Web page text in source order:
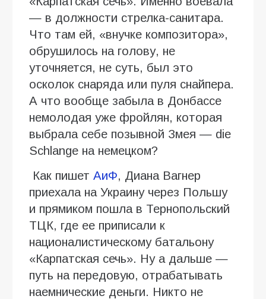
— в должности стрелка-санитара.
Что там ей, «внучке композитора»,
обрушилось на голову, не
уточняется, не суть, был это
осколок снаряда или пуля снайпера.
А что вообще забыла в Донбассе
немолодая уже фройлян, которая
выбрала себе позывной Змея — die
Schlange на немецком?
Как пишет АиФ, Диана Вагнер
приехала на Украину через Польшу
и прямиком пошла в Тернопольский
ТЦК, где ее приписали к
националистическому батальону
«Карпатская сечь». Ну а дальше —
путь на передовую, отрабатывать
наемнические деньги. Никто не